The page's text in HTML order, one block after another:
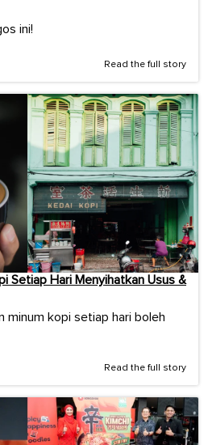
ini!
Read the full story
Setiap Hari Menyihatkan Usus &
minum kopi setiap hari boleh
Read the full story